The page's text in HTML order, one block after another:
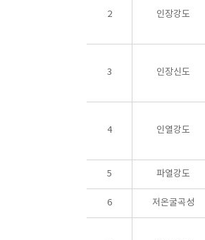
2 인장강도
3 인장신도
4 인열강도
5 파열강도
6 저온굴곡성